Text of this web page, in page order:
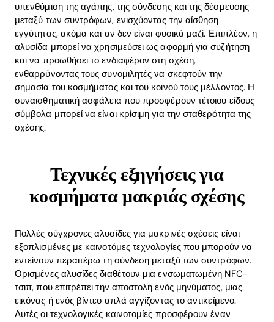
υπενθύμιση της αγάπης, της σύνδεσης και της δέσμευσης
μεταξύ των συντρόφων, ενισχύοντας την αίσθηση
εγγύτητας, ακόμα και αν δεν είναι φυσικά μαζί. Επιπλέον, η
αλυσίδα μπορεί να χρησιμεύσει ως αφορμή για συζήτηση
και να προωθήσει το ενδιαφέρον στη σχέση,
ενθαρρύνοντας τους συνομιλητές να σκεφτούν την
σημασία του κοσμήματος και του κοινού τους μέλλοντος. Η
συναισθηματική ασφάλεια που προσφέρουν τέτοιου είδους
σύμβολα μπορεί να είναι κρίσιμη για την σταθερότητα της
σχέσης.
Τεχνικές εξηγήσεις για
κοσμήματα μακριάς σχέσης
Πολλές σύγχρονες αλυσίδες για μακρινές σχέσεις είναι
εξοπλισμένες με καινοτόμες τεχνολογίες που μπορούν να
εντείνουν περαιτέρω τη σύνδεση μεταξύ των συντρόφων.
Ορισμένες αλυσίδες διαθέτουν μια ενσωματωμένη NFC-
τσιπ, που επιτρέπει την αποστολή ενός μηνύματος, μιας
εικόνας ή ενός βίντεο απλά αγγίζοντας το αντικείμενο.
Αυτές οι τεχνολογικές καινοτομίες προσφέρουν έναν